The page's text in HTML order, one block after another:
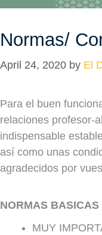
Normas/
April 24, 2020 by El
Para el buen
relaciones profesor-
indispensable
así como unas
agradecidos por
NORMAS BASICAS
MUY